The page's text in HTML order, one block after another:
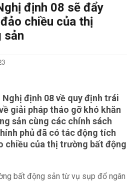
định 08 sẽ đẩy
chiều của thị
sản
Nghị định 08 về quy định trái
giải pháp tháo gỡ khó khăn
sản cùng các chính sách
phủ đã có tác động tích
chiều của thị trường bất động
bất động sản từ vụ sụp đổ ngân